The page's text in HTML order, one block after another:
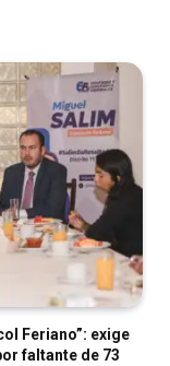
Feriano”: exige
faltante de 73